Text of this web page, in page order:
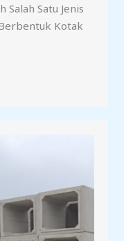
Salah Satu Jenis
Kotak